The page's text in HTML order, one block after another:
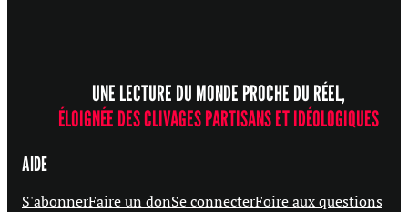
UNE LECTURE DU MONDE PROCHE DU RÉEL,
ÉLOIGNÉE DES CLIVAGES PARTISANS ET IDÉOLOGIQUES
AIDE
S'abonnerFaire un donSe connecterFoire aux questions